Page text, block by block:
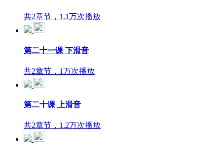
共2章节，1.1万次播放
第二十一课 下滑音
共2章节，1万次播放
第二十课 上滑音
共2章节，1.2万次播放